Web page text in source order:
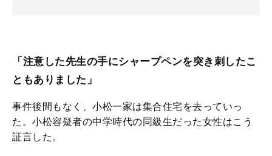
「注意した先生の手にシャープペンを突き刺したこ
ともありました」
事件後間もなく、小松一家は集合住宅を去っていっ
た。小松容疑者の中学時代の同級生だった女性はこう
証言した。